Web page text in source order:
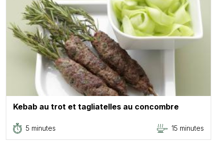
Kebab au trot et tagliatelles au concombre
5 minutes 15 minutes